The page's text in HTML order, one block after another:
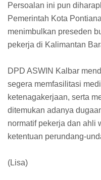
Persoalan ini pun
Pemerintah Kota
menimbulkan preseden
pekerja di Kalimantan
DPD ASWIN Kalbar
segera memfasilitasi
ketenagakerjaan, serta
ditemukan adanya
normatif pekerja dan ahli
ketentuan perundang-
(Lisa)